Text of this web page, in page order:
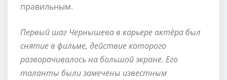
правильным.
Первый шаг Чернышева в карьере актёра был
снятие в фильме, действие которого
разворачивалось на большой экране. Его
таланты были замечены известным